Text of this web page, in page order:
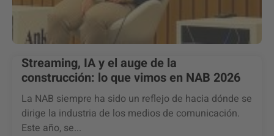
Streaming, IA y el auge de la
construcción: lo que vimos en NAB 2026
La NAB siempre ha sido un reflejo de hacia dónde se
dirige la industria de los medios de comunicación.
Este año, se...